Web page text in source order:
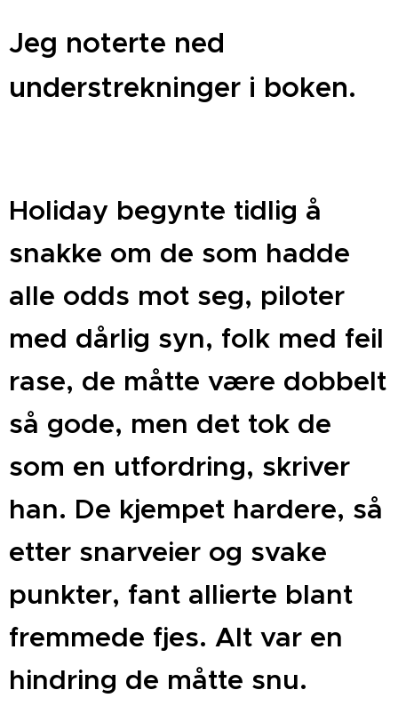
Jeg noterte ned
understrekninger i boken.
Holiday begynte tidlig å
snakke om de som hadde
alle odds mot seg, piloter
med dårlig syn, folk med feil
rase, de måtte være dobbelt
så gode, men det tok de
som en utfordring, skriver
han. De kjempet hardere, så
etter snarveier og svake
punkter, fant allierte blant
fremmede fjes. Alt var en
hindring de måtte snu.